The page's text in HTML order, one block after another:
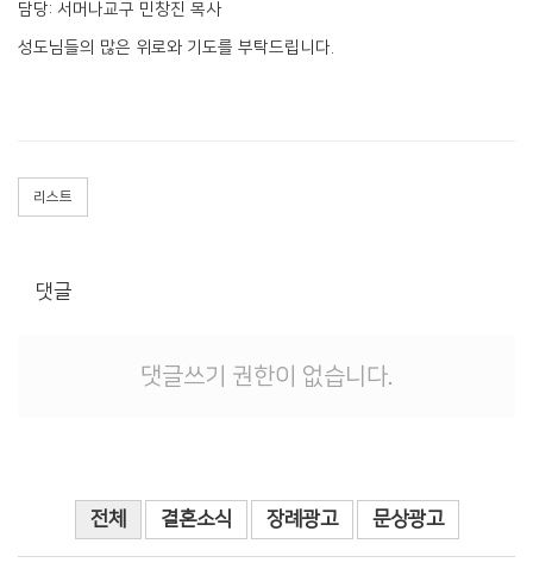
담당: 서머나교구 민창진 목사
성도님들의 많은 위로와 기도를 부탁드립니다.
리스트
댓글
댓글쓰기 권한이 없습니다.
전체 결혼소식 장례광고 문상광고